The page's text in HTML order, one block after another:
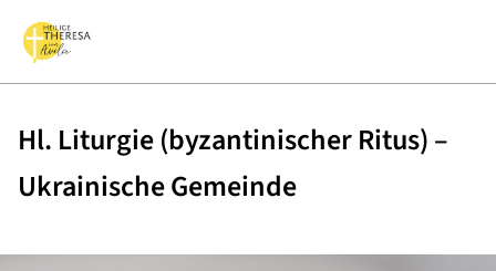
Hl. Liturgie (byzantinischer Ritus) –
Ukrainische Gemeinde